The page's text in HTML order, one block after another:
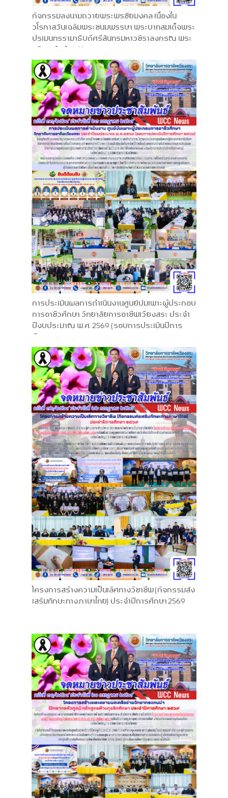
กิจกรรมลงนามถวายพระพรชัยมงคล เนื่องใน
วโรกาสวันเฉลิมพระชนมพรรษา พระบาทสมเด็จพระ
ปรเมนทรรามาธิบดีศรีสินทรมหาวชิราลงกรณ พระ
วชิรเกล้าเจ้าอยู่หัว 28 กรกฎาคม 2569
การประเมินผลการดำเนินงานศูนย์บ่มเพาะผู้ประกอบ
การอาชีวศึกษา วิทยาลัยการอาชีพเวียงสระ ประจำ
ปีงบประมาณ พ.ศ. 2569 (รอบการประเมินปีการ
ศึกษา 2568)
โครงการสร้างความเป็นเลิศทางวิชาชีพ (กิจกรรมส่ง
เสริมทักษะทางภาษาไทย) ประจำปีการศึกษา 2569